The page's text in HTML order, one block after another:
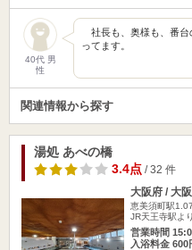
40代 男
性
社長も、奥様も、番
ってます。
関連情報から探す
湯処 あべの橋
3.4点/ 32 件
大阪府 / 大
恵美須町駅
JR天王寺駅よ
営業時間
入浴料金 600